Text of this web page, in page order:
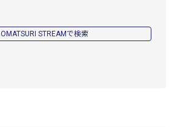
OMATSURI STREAMで検索